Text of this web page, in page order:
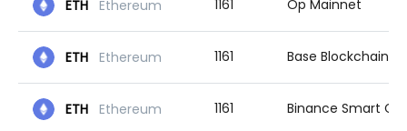
ETH Ethereum 1161 Op Mainnet
ETH Ethereum 1161 Base Blockchain
ETH Ethereum 1161